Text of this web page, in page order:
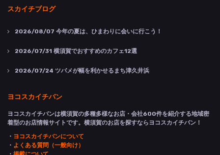
スカイチブログ
2026/08/07 今年の夏は、ひまわりに会いに行こう！
2026/07/31 横須賀でおすすめのカフェ12選
2026/07/24 ツバメが幅を利かせるまち津久井浜
ヨコスカイチバン
ヨコスカイチバンは横須賀の多種多様なお店・会社600件を紹介する地域密
着型のお店情報サイトです。横須賀のお店を探すならヨコスカイチバン！
・ ヨコスカイチバンについて
・ よくある質問（一般向け）